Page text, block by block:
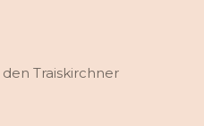
Traiskirchner